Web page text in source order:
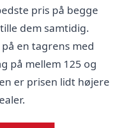
pris på begge
dem samtidig.
en tagrens med
på mellem 125 og
er prisen lidt højere